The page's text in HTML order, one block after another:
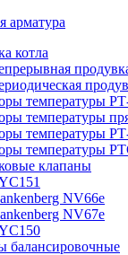
арматура
котла
температуры
температуры
температуры
температуры
клапаны
NV66e
NV67e
балансировочные